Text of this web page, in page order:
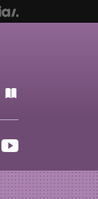
Instagram